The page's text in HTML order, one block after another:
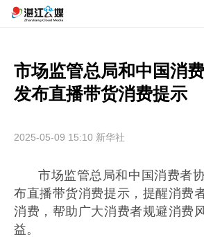
市场监管总局和中国消
发布直播带货消费提示
2025-05-09 15:10 新华社
市场监管总局和中国消费者
布直播带货消费提示，提醒消费
消费，帮助广大消费者规避消费
益。